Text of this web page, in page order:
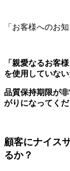
「お客様へのお
「親愛なるお客
を使用していな
品質保持期限が
がりになってくだ
顧客にナイス
るか？